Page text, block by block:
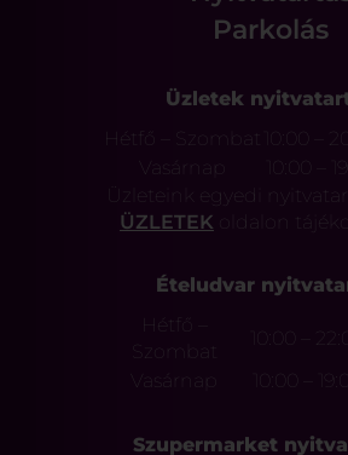
Parkolás
Üzletek
Hétfő – Szombat
10:00 –
Vasárnap
Üzleteink egyedi
ÜZLETEK oldalon
Ételudvar
Hétfő –
Szombat
10:00 –
Vasárnap
Szupermarket